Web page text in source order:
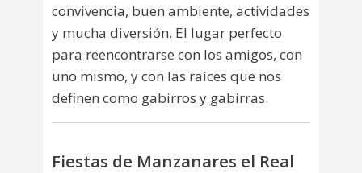
convivencia, buen ambiente, actividades
y mucha diversión. El lugar perfecto
para reencontrarse con los amigos, con
uno mismo, y con las raíces que nos
definen como gabirros y gabirras.
Fiestas de Manzanares el Real